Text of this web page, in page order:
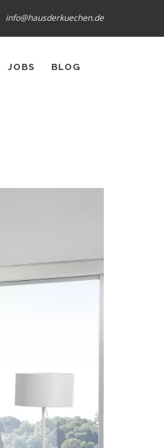
info@hausderkuechen.de
JOBS BLOG